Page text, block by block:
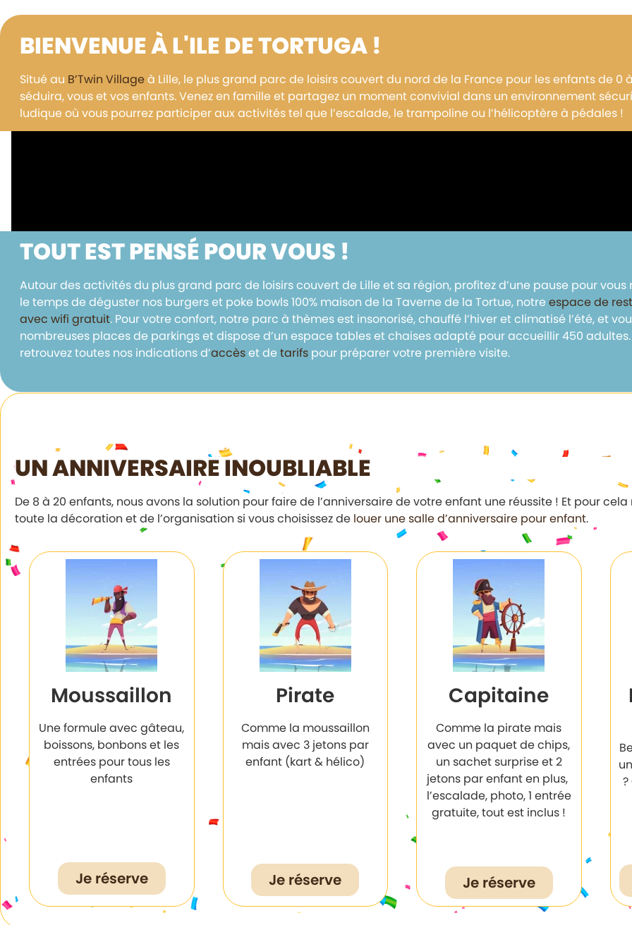
BIENVENUE À L'ILE DE TORTUGA !
Situé au B’Twin Villageà Lille, le plus grand parc de loisirs couvert du nord de la France pour les enfants de 0
séduira, vous et vos enfants. Venez en famille et partagez un moment convivial dans un environnement
ludique où vous pourrez participer aux activités tel que l’escalade, le trampoline ou l’hélicoptère à pédales !
TOUT EST PENSÉ POUR VOUS !
Autour des activités du plus grand parc de loisirs couvert de Lille et sa région, profitez d’une pause pour vous
le temps de déguster nos burgers et poke bowls 100% maison de la Taverne de la Tortue, notreespace de
avec wifi gratuit. Pour votre confort, notre parc à thèmes est insonorisé, chauffé l’hiver et climatisé l’été, et
nombreuses places de parkings et dispose d’un espace tables et chaises adapté pour accueillir 450 adultes.
retrouvez toutes nos indications d’accèset detarifs pour préparer votre première visite.
UN ANNIVERSAIRE INOUBLIABLE
De 8 à 20 enfants, nous avons la solution pour faire de l’anniversaire de votre enfant une réussite ! Et pour
toute la décoration et de l’organisation si vous choisissez de louer une salle d’anniversaire pour enfant.
Moussaillon
Une formule avec gâteau,
boissons, bonbons et les
entrées pour tous les
enfants
Je réserve
Pirate
Comme la moussaillon
mais avec 3 jetons par
enfant (kart & hélico)
Je réserve
Capitaine
Comme la pirate mais
avec un paquet de chips,
un sachet surprise et 2
jetons par enfant en plus,
l’escalade, photo, 1 entrée
gratuite, tout est inclus !
Je réserve